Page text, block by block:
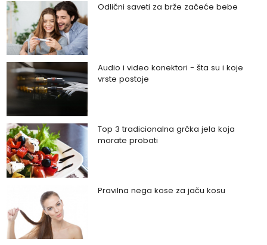
Odlični saveti za brže začeće bebe
Audio i video konektori - šta su i koje
vrste postoje
Top 3 tradicionalna grčka jela koja
morate probati
Pravilna nega kose za jaču kosu